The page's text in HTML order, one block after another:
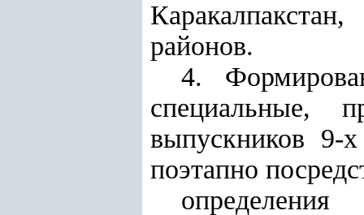
районов.
4.
специальные,
выпускников 9-
поэтапно